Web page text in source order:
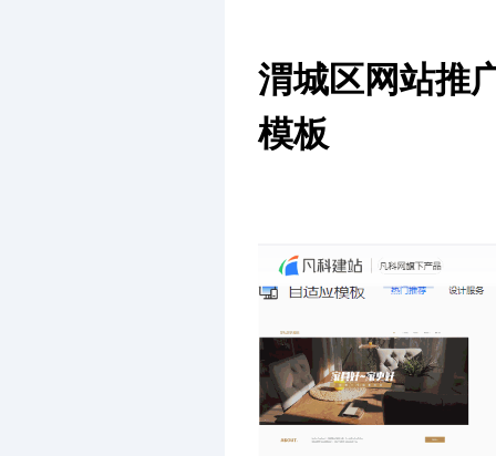
渭城区网站推
模板